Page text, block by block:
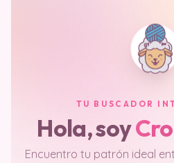
TU BUSCADOR
Hola, soy
Encuentro tu patrón ideal